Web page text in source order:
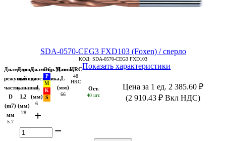
SDA-0570-CEG3 FXD103 (Foxen) / сверло
КОД: SDA-0570-CEG3 FXD103
Диаметр
режущей
части,
D
(m7)
мм
5.7
Длина
выхода
канавки,
L2
(мм)
28
Диаметр
хвостовика,
d
(мм)
6
Обр.МатДлина,
L
(мм)
66
HRC
48
HRC
Показать характеристики
Ост.
40 шт.
Цена за 1 ед. 2 385.60 ₽
(2 910.43 ₽ Вкл НДС)
+
−